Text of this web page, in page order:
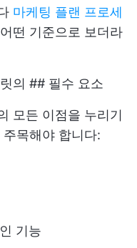
마케팅 플랜 프로세
떤 기준으로 보더라
의 ## 필수 요소
모든 이점을 누리기
목해야 합니다:
기능